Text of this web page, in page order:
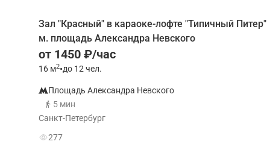
Зал "Красный" в караоке-лофте "Типичный Питер"
м. площадь Александра Невского
от 1450 ₽/час
16 м2•до 12 чел.
Площадь Александра Невского
5 мин
Санкт-Петербург
277